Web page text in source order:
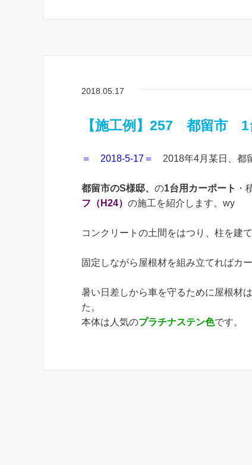
2018.05.17
【施工例】257 都留市 1
＝ 2018-5-17＝ 2018年4月某日、都
都留市のS様邸、 の1台用カーポート ・
フ（H24） の施工を紹介します。wy
コンクリートの土間をはつり、柱を建
固定しながら屋根材を組み立てればカ
暑い日差しから車を守るために屋根材は
た。
本体は人気のプラチナステン色です。